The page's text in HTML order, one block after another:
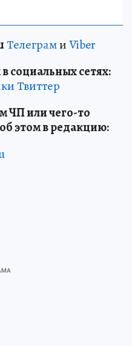
ТелеграмиViber
социальных сетях:
Твиттер
ЧП или чего-то
этом в редакцию: